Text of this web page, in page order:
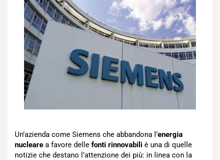
Un’azienda come Siemens che abbandona l’energia
nucleare a favore delle fonti rinnovabili è una di quelle
notizie che destano l’attenzione dei più: in linea con la